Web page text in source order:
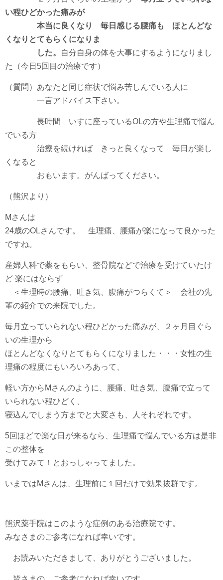
い程ひどかった痛みが
本当に良くなり 毎日感じる腰痛も ほとんどな
くなりとてもらくになりま
した。
自分自身の体を大事にするようになりまし
た（今日5回目の治療です）
（質問）あなたと同じ症状で悩み苦しんでいる人に
一言アドバイス下さい。
長時間 いすに座っているOLの方や生理痛で悩ん
でいる方
治療を続ければ きっと良くなって 毎日が楽し
くなると
おもいます。がんばってください。
（熊沢より）
Mさんは
24歳のOLさんです。 生理痛、腰痛が楽になって良かった
ですね。
産婦人科で薬をもらい、整骨院などで治療を受けていたけ
ど 楽にはならず
＜生理時の腰痛、吐き気、腹痛がつらくて＞ 会社の先
輩の紹介での来院でした。
毎月立っていられない程ひどかった痛みが、２ヶ月目ぐら
いの生理から
ほとんどなくなりとてもらくになりました・・・女性の生
理痛の程度にもいろいろあって、
軽い方からMさんのように、腰痛、吐き気、腹痛で立って
いられない程ひどく、
寝込んでしまう方までと大変さも、人それぞれです。
5回ほどで楽な日が来るなら、生理痛で悩んでいる方は是非
この整体を
受けてみて！とおっしゃってました。
いまではMさんは、生理前に１回だけで効果抜群です。
熊沢薬手院はこのような症例のある治療院です。
みなさまのご参考になれば幸いです。
お読みいただきまして、ありがとうございました。